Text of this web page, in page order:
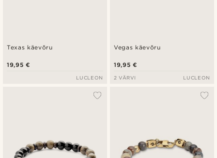
Texas käevõru
19,95 €
LUCLEON
Vegas käevõru
19,95 €
2 VÄRVI LUCLEON